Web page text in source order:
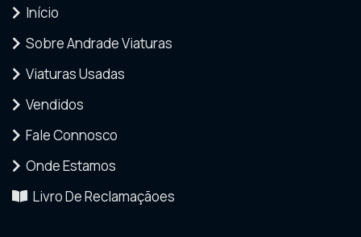
Início
Sobre Andrade Viaturas
Viaturas Usadas
Vendidos
Fale Connosco
Onde Estamos
Livro De Reclamaçãoes